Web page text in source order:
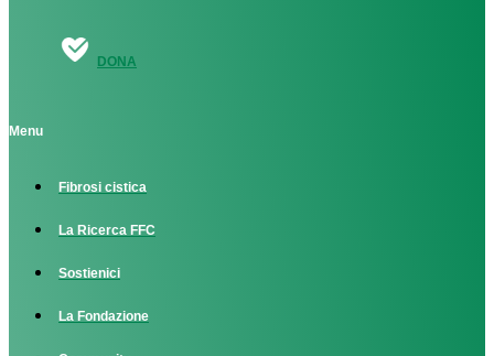
DONA
Menu
Fibrosi cistica
La Ricerca FFC
Sostienici
La Fondazione